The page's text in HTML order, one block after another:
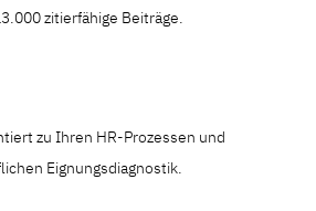
zitierfähige Beiträge.
zu Ihren HR-Prozessen und
Eignungsdiagnostik.